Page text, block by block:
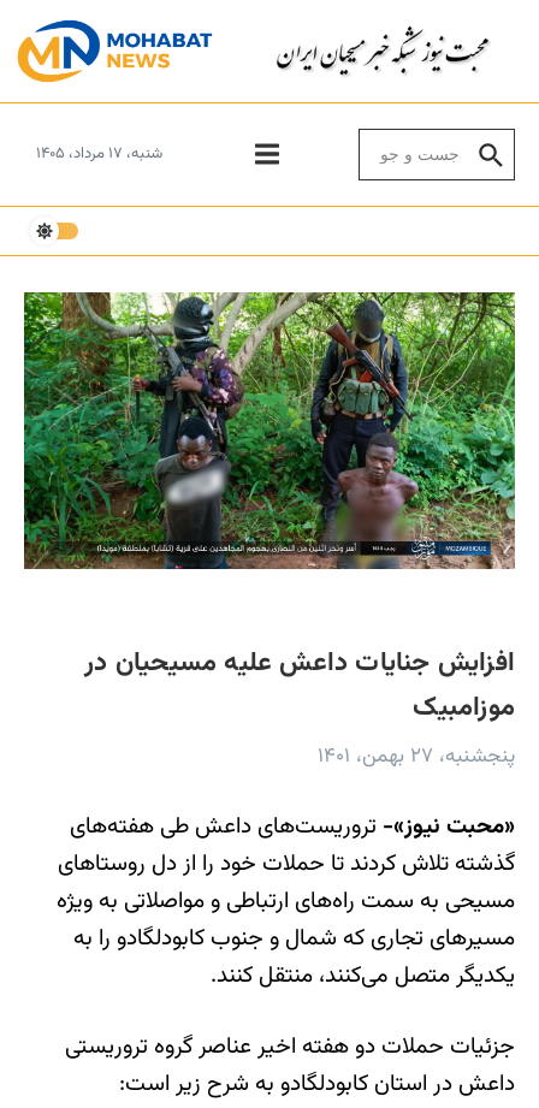
شنبه، ۱۷ مرداد، ۱۴۰۵
افزایش جنایات داعش علیه مسیحیان در
موزامبیک
پنجشنبه، ۲۷ بهمن، ۱۴۰۱
«محبت نیوز»- تروریست‌های داعش طی هفته‌های
گذشته تلاش کردند تا حملات خود را از دل روستاهای
مسیحی به سمت راه‌های ارتباطی و مواصلاتی به ویژه
مسیرهای تجاری‌ که شمال و جنوب کابودلگادو را به
یکدیگر متصل می‌کنند، منتقل کنند.
جزئیات حملات دو هفته اخیر عناصر گروه تروریستی
داعش در استان کابودلگادو به شرح زیر است: